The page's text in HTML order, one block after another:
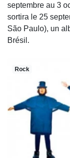
septembre au 3
sortira le 25
São Paulo), un
Brésil.
Rock